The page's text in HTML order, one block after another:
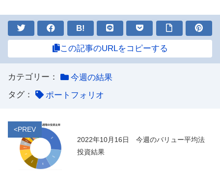
B!
この記事のURLをコピーする
カテゴリー：
今週の結果
タグ：
ポートフォリオ
<PREV
2022年10月16日 今週のバリュー平均法
投資結果